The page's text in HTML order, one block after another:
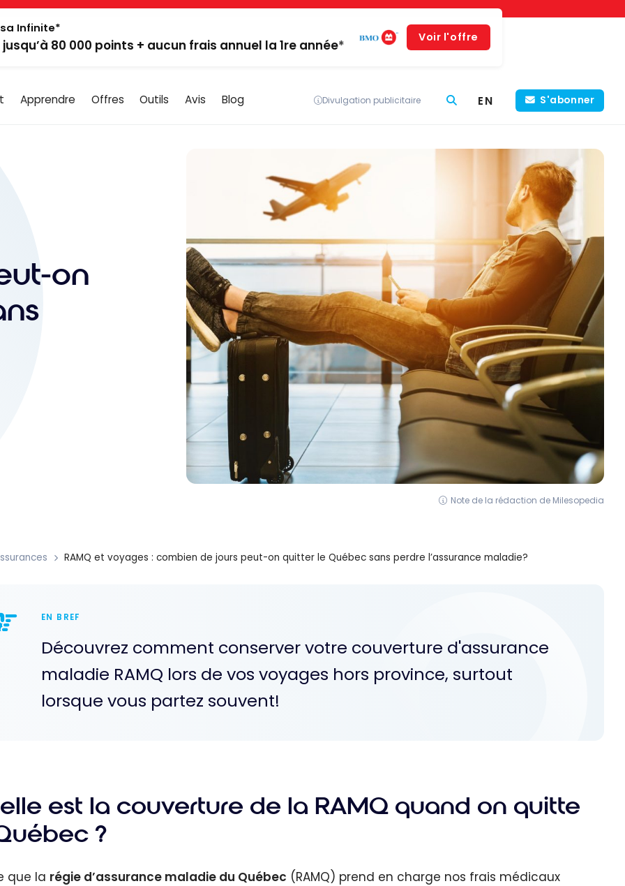
Infinite*
80 000 points + aucun frais annuel la 1re année*
Voir l'offre
Apprendre Offres Outils Avis Blog Divulgation publicitaire EN S'abonner
on
Note de la rédaction de Milesopedia
RAMQ et voyages : combien de jours peut-on quitter le Québec sans perdre l’assurance maladie?
EN BREF
Découvrez comment conserver votre couverture d'assurance
maladie RAMQ lors de vos voyages hors province, surtout
lorsque vous partez souvent!
est la couverture de la RAMQ quand on quitte
?
que la régie d’assurance maladie du Québec (RAMQ) prend en charge nos frais médicaux